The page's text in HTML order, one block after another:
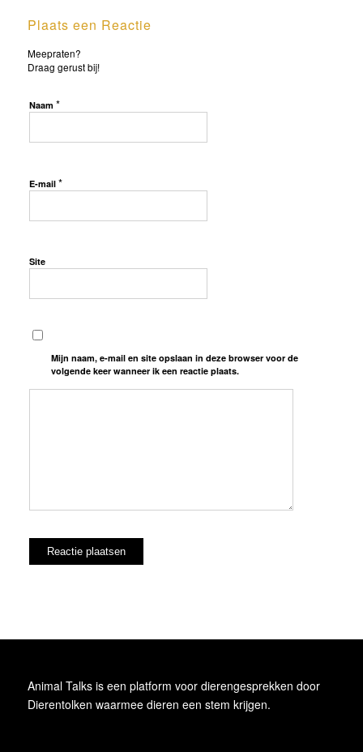
Plaats een Reactie
Meepraten?
Draag gerust bij!
Naam *
E-mail *
Site
Mijn naam, e-mail en site opslaan in deze browser voor de
volgende keer wanneer ik een reactie plaats.
Animal Talks is een platform voor dierengesprekken door
Dierentolken waarmee dieren een stem krijgen.